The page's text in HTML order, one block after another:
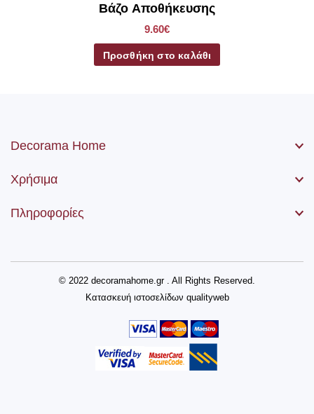
Βάζο Αποθήκευσης
9.60€
Προσθήκη στο καλάθι
Decorama Home
Χρήσιμα
Πληροφορίες
© 2022 decoramahome.gr . All Rights Reserved.
Κατασκευή ιστοσελίδων qualityweb